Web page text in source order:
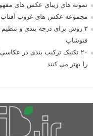
نمونه های زیبای عکس های
مجموعه عکس های غروب آفتاب
۳ روش برای درجه بندی و تنظیم
فتوشاپ
۲۰ تکنیک ترکیب بندی در
را بهتر می کنند